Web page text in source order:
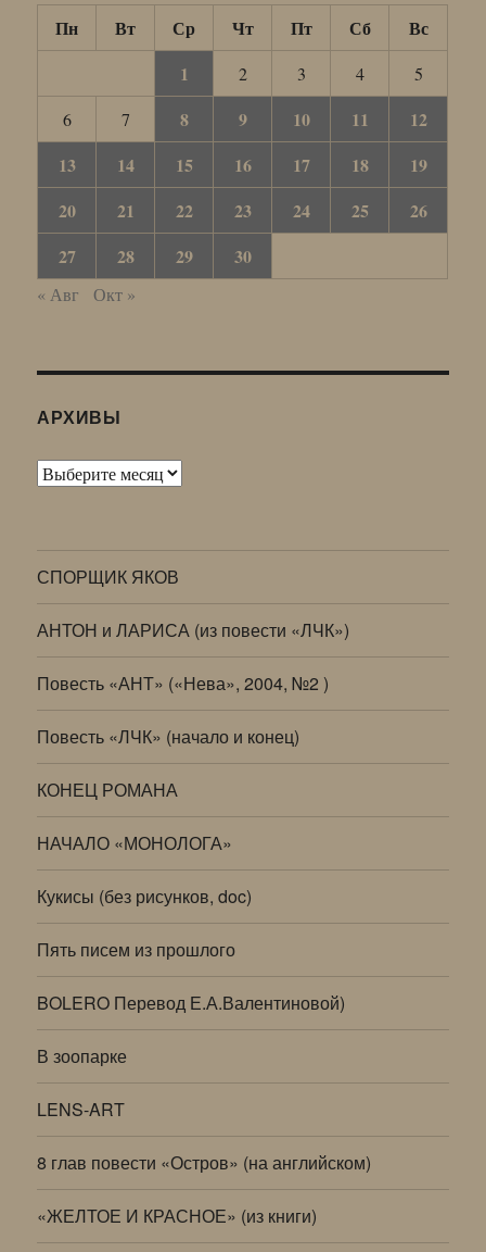
Пн Вт Ср Чт Пт Сб
Вс
1
2 3 4
5
6
7 8 9 10 11
12
13
14 15 16 17 18
19
20
21 22 23 24 25
26
27
28 29 30
« Авг Окт »
АРХИВЫ
Архивы
СПОРЩИК ЯКОВ
АНТОН и ЛАРИСА (из повести «ЛЧК»)
Повесть «АНТ» («Нева», 2004, №2 )
Повесть «ЛЧК» (начало и конец)
КОНЕЦ РОМАНА
НАЧАЛО «МОНОЛОГА»
Кукисы (без рисунков, doc)
Пять писем из прошлого
BOLERO Перевод Е.А.Валентиновой)
В зоопарке
LENS-ART
8 глав повести «Остров» (на английском)
«ЖЕЛТОЕ И КРАСНОЕ» (из книги)